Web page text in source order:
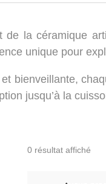
de la céramique
unique pour
bienveillante,
jusqu’à la
0 résultat affiché